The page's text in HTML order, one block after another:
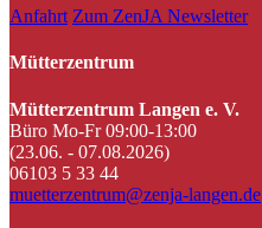
Anfahrt Zum ZenJA Newsletter
Mütterzentrum
Mütterzentrum Langen e. V.
Büro Mo-Fr 09:00-13:00
(23.06. - 07.08.2026)
06103 5 33 44
muetterzentrum@zenja-langen.de